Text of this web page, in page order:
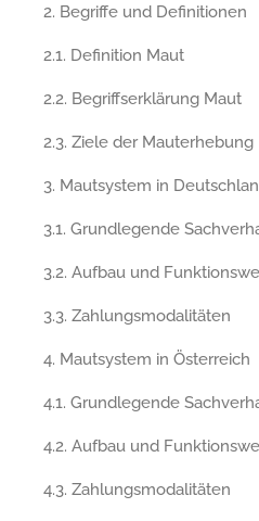
2. Begriffe und Definitionen
2.1. Definition Maut
2.2. Begriffserklärung Maut
2.3. Ziele der Mauterhebung
3. Mautsystem in
3.1. Grundlegende
3.2. Aufbau und
3.3. Zahlungsmodalitäten
4. Mautsystem in Österreich
4.1. Grundlegende
4.2. Aufbau und
4.3. Zahlungsmodalitäten